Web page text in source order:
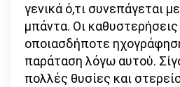
γενικά ό,τι συνεπάγεται
μπάντα. Οι
οποιασδήποτε
παράταση λόγω αυτού.
πολλές θυσίες και